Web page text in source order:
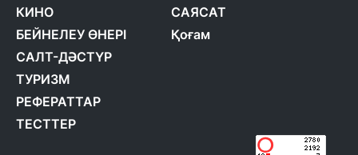
КИНО
БЕЙНЕЛЕУ ӨНЕРІ
САЛТ-ДӘСТҮР
ТУРИЗМ
РЕФЕРАТТАР
ТЕСТТЕР
САЯСАТ
Қоғам